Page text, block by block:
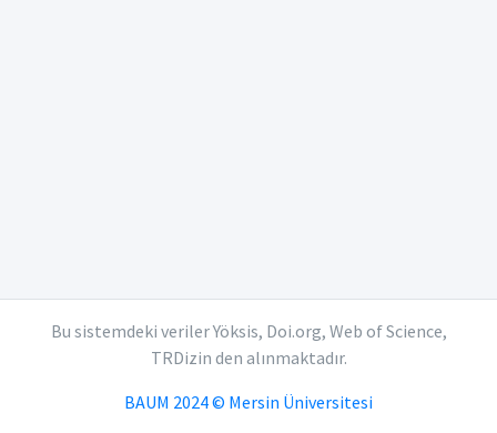
Bu sistemdeki veriler Yöksis, Doi.org, Web of Science,
TRDizin den alınmaktadır.
BAUM 2024 © Mersin Üniversitesi